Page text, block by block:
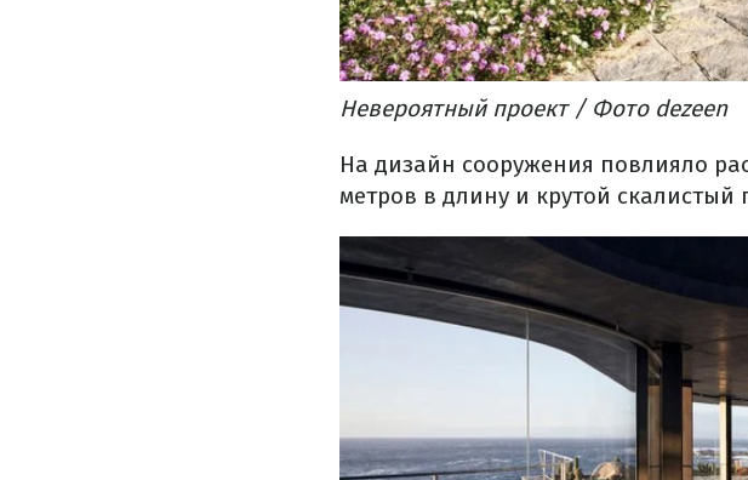
Невероятный проект/ Фото dezeen
На дизайн сооружения повлияло
метров в длину и крутой скалистый